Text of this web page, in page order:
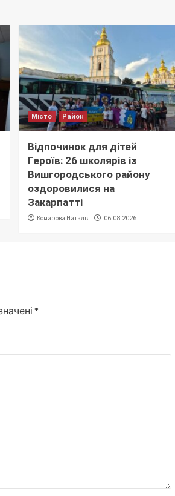
Місто Район
Відпочинок для дітей
Героїв: 26 школярів із
Вишгородського району
оздоровилися на
Закарпатті
Комарова Наталія 06.08.2026
*